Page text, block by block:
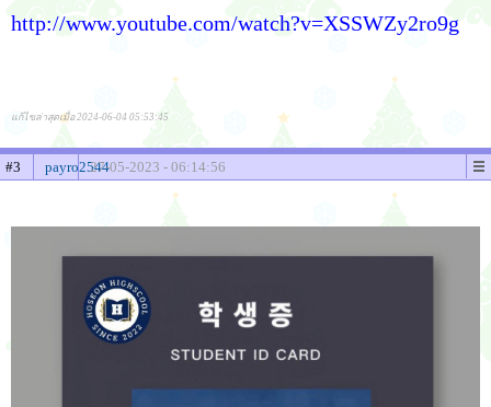
http://www.youtube.com/watch?v=XSSWZy2ro9g
แก้ไขล่าสุดเมื่อ 2024-06-04 05:53:45
#3 payro254427-05-2023 - 06:14:56